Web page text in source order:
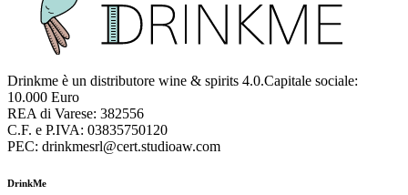
Drinkme è un distributore wine & spirits 4.0.Capitale sociale:
10.000 Euro
REA di Varese: 382556
C.F. e P.IVA: 03835750120
PEC: drinkmesrl@cert.studioaw.com
DrinkMe